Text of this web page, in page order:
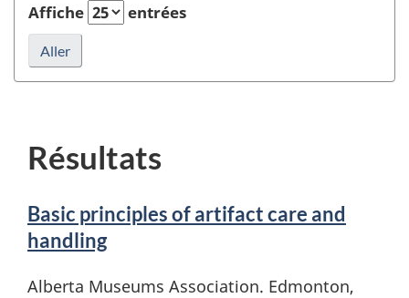
Affiche
entrées
Résultats
Basic principles of artifact care and
handling
Alberta Museums Association. Edmonton,